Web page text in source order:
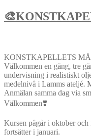
KONSTKAPELLETS
Välkommen en gång, tre
undervisning i realistiskt
medelnivå i Lamms ateljé.
Anmälan samma dag via
Välkommen❣️
Kursen pågår i oktober och
fortsätter i januari.